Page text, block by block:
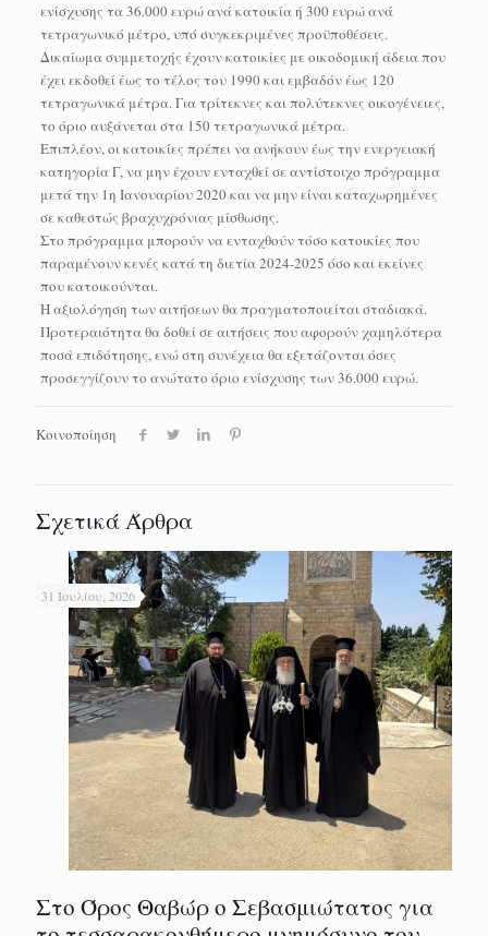
ενίσχυσης τα 36.000 ευρώ ανά κατοικία ή 300 ευρώ ανά
τετραγωνικό μέτρο, υπό συγκεκριμένες προϋποθέσεις.
Δικαίωμα συμμετοχής έχουν κατοικίες με οικοδομική άδεια που
έχει εκδοθεί έως το τέλος του 1990 και εμβαδόν έως 120
τετραγωνικά μέτρα. Για τρίτεκνες και πολύτεκνες οικογένειες,
το όριο αυξάνεται στα 150 τετραγωνικά μέτρα.
Επιπλέον, οι κατοικίες πρέπει να ανήκουν έως την ενεργειακή
κατηγορία Γ, να μην έχουν ενταχθεί σε αντίστοιχο πρόγραμμα
μετά την 1η Ιανουαρίου 2020 και να μην είναι καταχωρημένες
σε καθεστώς βραχυχρόνιας μίσθωσης.
Στο πρόγραμμα μπορούν να ενταχθούν τόσο κατοικίες που
παραμένουν κενές κατά τη διετία 2024-2025 όσο και εκείνες
που κατοικούνται.
Η αξιολόγηση των αιτήσεων θα πραγματοποιείται σταδιακά.
Προτεραιότητα θα δοθεί σε αιτήσεις που αφορούν χαμηλότερα
ποσά επιδότησης, ενώ στη συνέχεια θα εξετάζονται όσες
προσεγγίζουν το ανώτατο όριο ενίσχυσης των 36.000 ευρώ.
Κοινοποίηση
Σχετικά Άρθρα
31 Ιουλίου, 2026
Στο Όρος Θαβώρ ο Σεβασμιώτατος για